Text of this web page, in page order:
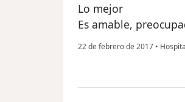
Lo mejor
Es amable,
22 de febrero de 2017 •